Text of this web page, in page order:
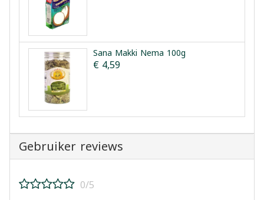
Sana Makki Nema 100g
€ 4,59
Gebruiker reviews
0/5